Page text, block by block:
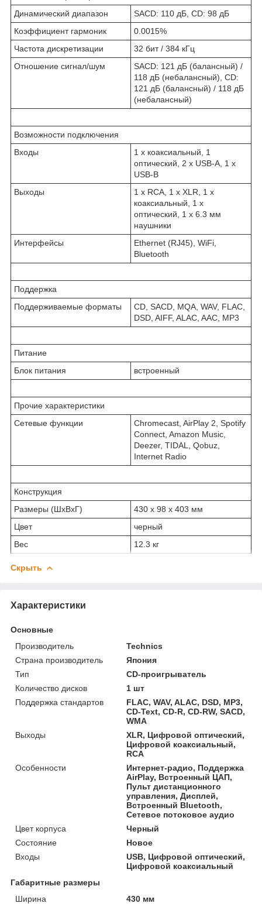
Динамический диапазон
SACD: 110 дБ, CD: 98 дБ
Коэффициент гармоник
0.0015%
Частота дискретизации
32 бит / 384 кГц
Отношение сигнал/шум
SACD: 121 дБ (балансный) /
118 дБ (небалансный), CD:
121 дБ (балансный) / 118 дБ
(небалансный)
Возможности подключения
Входы
1 х коаксиальный, 1
оптический, 2 х USB-A, 1 х
USB-B
Выходы
1 х RCA, 1 x XLR, 1 х
коаксиальный, 1 х
оптический, 1 х 6.3 мм
наушники
Интерфейсы
Ethernet (RJ45), WiFi,
Bluetooth
Поддержка
Поддерживаемые форматы
CD, SACD, MQA, WAV, FLAC,
DSD, AIFF, ALAC, AAC, MP3
Питание
Блок питания
встроенный
Прочие характеристики
Сетевые функции
Chromecast, AirPlay 2, Spotify
Connect, Amazon Music,
Deezer, TIDAL, Qobuz,
Internet Radio
Конструкция
Размеры (ШхВхГ)
430 х 98 х 403 мм
Цвет
черный
Вес
12.3 кг
Скрыть
Характеристики
Основные
Производитель
Technics
Страна производитель
Япония
Тип
CD-проигрыватель
Количество дисков
1 шт
Поддержка стандартов
FLAC, WAV, ALAC, DSD, MP3,
CD-Text, CD-R, CD-RW, SACD,
WMA
Выходы
XLR, Цифровой оптический,
Цифровой коаксиальный,
RCA
Особенности
Интернет-радио, Поддержка
AirPlay, Встроенный ЦАП,
Пульт дистанционного
управления, Дисплей,
Встроенный Bluetooth‎,
Сетевое потоковое аудио
Цвет корпуса
Черный
Состояние
Новое
Входы
USB, Цифровой оптический,
Цифровой коаксиальный
Габаритные размеры
Ширина
430 мм